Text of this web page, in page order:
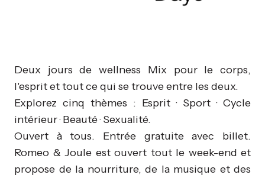
Deux jours de wellness Mix pour le corps,
l'esprit et tout ce qui se trouve entre les deux.
Explorez cinq thèmes : Esprit · Sport · Cycle
intérieur · Beauté · Sexualité.
Ouvert à tous. Entrée gratuite avec billet.
Romeo & Joule est ouvert tout le week-end et
propose de la nourriture, de la musique et des